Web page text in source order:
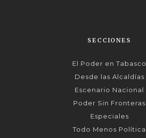
SECCIONES
El Poder en Tabasco
Desde las Alcaldías
Escenario Nacional
Poder Sin Fronteras
Especiales
Todo Menos Política